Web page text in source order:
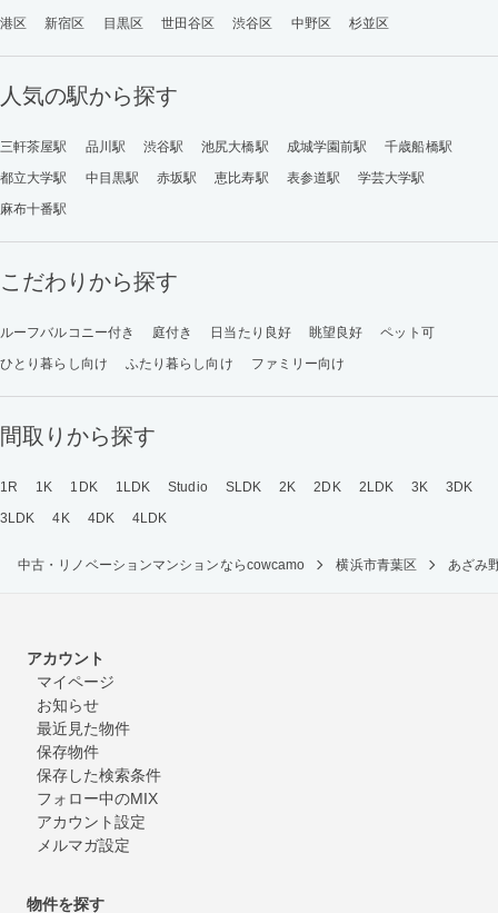
港区 新宿区 目黒区 世田谷区 渋谷区 中野区 杉並区
人気の駅から探す
三軒茶屋駅 品川駅 渋谷駅 池尻大橋駅 成城学園前駅
千歳船橋駅
都立大学駅
中目黒駅 赤坂駅 恵比寿駅 表参道駅
学芸大学駅
麻布十番駅
こだわりから探す
ルーフバルコニー付き 庭付き 日当たり良好 眺望良好
ペット可
ひとり暮らし向け
ふたり暮らし向け ファミリー向け
間取りから探す
1R 1K 1DK 1LDK Studio SLDK 2K 2DK 2LDK 3K
3DK
3LDK
4K 4DK 4LDK
中古・リノベーションマンションならcowcamo 横浜市青葉区 あざみ
アカウント
マイページ
お知らせ
最近見た物件
保存物件
保存した検索条件
フォロー中のMIX
アカウント設定
メルマガ設定
物件を探す